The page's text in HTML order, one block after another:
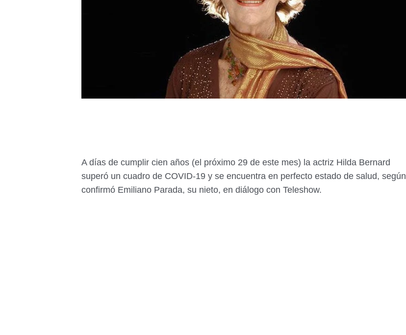
A días de cumplir cien años (el próximo 29 de este mes) la actriz Hilda Bernard
superó un cuadro de COVID-19 y se encuentra en perfecto estado de salud, según
confirmó Emiliano Parada, su nieto, en diálogo con Teleshow.